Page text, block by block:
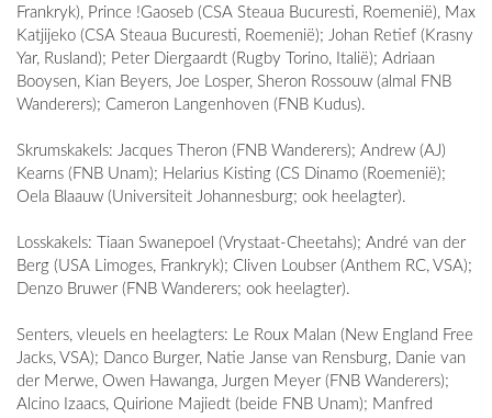
Frankryk), Prince !Gaoseb (CSA Steaua Bucuresti, Roemenië), Max
Katjijeko (CSA Steaua Bucuresti, Roemenië); Johan Retief (Krasny
Yar, Rusland); Peter Diergaardt (Rugby Torino, Italië); Adriaan
Booysen, Kian Beyers, Joe Losper, Sheron Rossouw (almal FNB
Wanderers); Cameron Langenhoven (FNB Kudus).
Skrumskakels: Jacques Theron (FNB Wanderers); Andrew (AJ)
Kearns (FNB Unam); Helarius Kisting (CS Dinamo (Roemenië);
Oela Blaauw (Universiteit Johannesburg; ook heelagter).
Losskakels: Tiaan Swanepoel (Vrystaat-Cheetahs); André van der
Berg (USA Limoges, Frankryk); Cliven Loubser (Anthem RC, VSA);
Denzo Bruwer (FNB Wanderers; ook heelagter).
Senters, vleuels en heelagters: Le Roux Malan (New England Free
Jacks, VSA); Danco Burger, Natie Janse van Rensburg, Danie van
der Merwe, Owen Hawanga, Jurgen Meyer (FNB Wanderers);
Alcino Izaacs, Quirione Majiedt (beide FNB Unam); Manfred